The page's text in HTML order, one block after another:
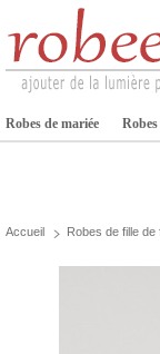
Robes de mariée Robes
Accueil Robes de fille de